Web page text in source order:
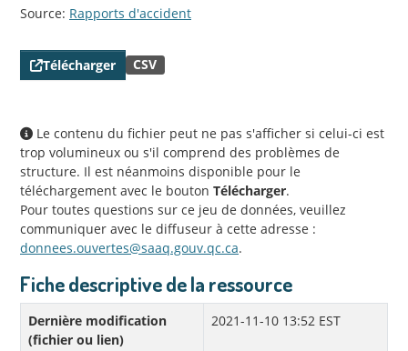
Source: Rapports d'accident
Télécharger CSV
Le contenu du fichier peut ne pas s'afficher si celui-ci est
trop volumineux ou s'il comprend des problèmes de
structure. Il est néanmoins disponible pour le
téléchargement avec le bouton Télécharger.
Pour toutes questions sur ce jeu de données, veuillez
communiquer avec le diffuseur à cette adresse :
donnees.ouvertes@saaq.gouv.qc.ca.
Fiche descriptive de la ressource
Dernière modification
(fichier ou lien)
2021-11-10 13:52 EST